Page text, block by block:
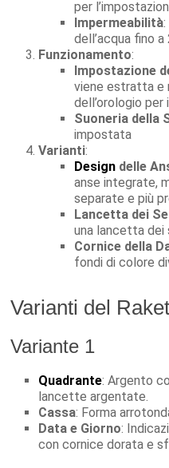
per
Impermeabilità
dell’acqua fino
Funzionamento:
Impostazione
viene estratta e
dell’orologio per
Suoneria della
impostata
Varianti:
Design delle
anse integrate,
separate e più
Lancetta dei
una lancetta dei
Cornice della
fondi di colore
Varianti del
Variante 1
Quadrante: Argento
lancette argentate.
Cassa: Forma
Data e Giorno:
con cornice dorata e